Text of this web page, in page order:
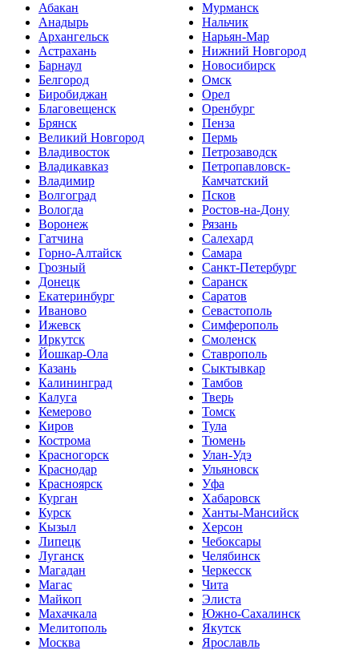
Абакан
Анадырь
Архангельск
Астрахань
Барнаул
Белгород
Биробиджан
Благовещенск
Брянск
Великий Новгород
Владивосток
Владикавказ
Владимир
Волгоград
Вологда
Воронеж
Гатчина
Горно-Алтайск
Грозный
Донецк
Екатеринбург
Иваново
Ижевск
Иркутск
Йошкар-Ола
Казань
Калининград
Калуга
Кемерово
Киров
Кострома
Красногорск
Краснодар
Красноярск
Курган
Курск
Кызыл
Липецк
Луганск
Магадан
Магас
Майкоп
Махачкала
Мелитополь
Москва
Мурманск
Нальчик
Нарьян-Мар
Нижний Новгород
Новосибирск
Омск
Орел
Оренбург
Пенза
Пермь
Петрозаводск
Петропавловск-
Камчатский
Псков
Ростов-на-Дону
Рязань
Салехард
Самара
Санкт-Петербург
Саранск
Саратов
Севастополь
Симферополь
Смоленск
Ставрополь
Сыктывкар
Тамбов
Тверь
Томск
Тула
Тюмень
Улан-Удэ
Ульяновск
Уфа
Хабаровск
Ханты-Мансийск
Херсон
Чебоксары
Челябинск
Черкесск
Чита
Элиста
Южно-Сахалинск
Якутск
Ярославль